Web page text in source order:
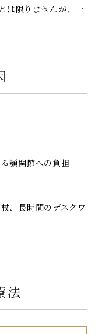
は限りませんが、一
顎関節への負担
、長時間のデスクワ
法